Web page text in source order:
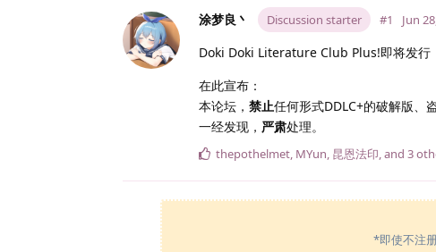
涂梦良丶 Discussion starter #1 Jun
Doki Doki Literature Club Plus!即将发行
在此宣布：
本论坛， 禁止任何形式DDLC+的破解版、
一经发现， 严肃处理。
thepothelmet, MYun, 昆恩法印, and 3
*即使不注